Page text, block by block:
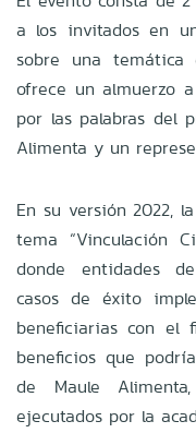
a los invitados en
sobre una
ofrece un almuerzo
por las palabras del
Alimenta y un
En su versión 2022,
tema “Vinculación
donde entidades
casos de éxito
beneficiarias con el
beneficios que
de Maule
ejecutados por la